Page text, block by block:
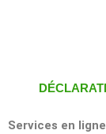
Services en